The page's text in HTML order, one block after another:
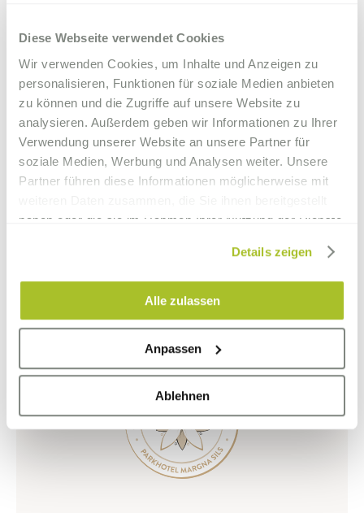
Diese Webseite verwendet Cookies
Wir verwenden Cookies, um Inhalte und Anzeigen zu
personalisieren, Funktionen für soziale Medien anbieten
zu können und die Zugriffe auf unsere Website zu
analysieren. Außerdem geben wir Informationen zu Ihrer
Verwendung unserer Website an unsere Partner für
soziale Medien, Werbung und Analysen weiter. Unsere
Partner führen diese Informationen möglicherweise mit
haben oder die sie im Rahmen Ihrer Nutzung der Dienste
Details zeigen
Alle zulassen
Anpassen
Ablehnen
PRENOTA
prenotatore